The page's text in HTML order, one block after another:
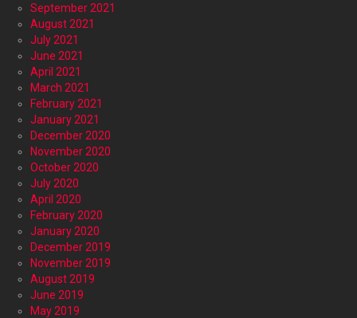
September 2021
August 2021
July 2021
June 2021
April 2021
March 2021
February 2021
January 2021
December 2020
November 2020
October 2020
July 2020
April 2020
February 2020
January 2020
December 2019
November 2019
August 2019
June 2019
May 2019